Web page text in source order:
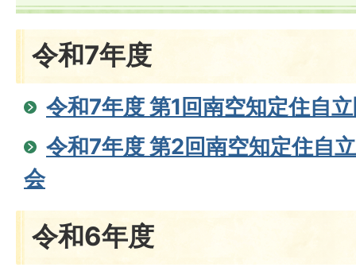
令和7年度
令和7年度 第1回南空知定住自
令和7年度 第2回南空知定住自
会
令和6年度